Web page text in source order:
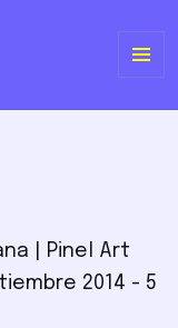
| Pinel Art
2014 - 5